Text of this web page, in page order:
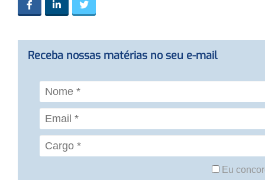
Receba nossas matérias no seu e-mail
Eu